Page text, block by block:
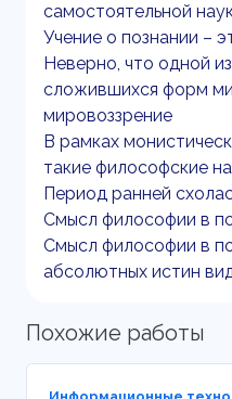
самостоятельной
Учение о познании –
Неверно, что одной
сложившихся форм
мировоззрение
В рамках
такие философские
Период ранней
Смысл философии в
Смысл философии в
абсолютных истин
Похожие работы